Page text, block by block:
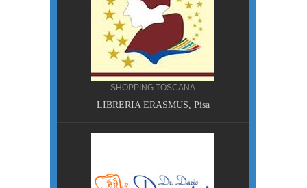
SHOPPING TOSCANA
LIBRERIA ERASMUS, Pisa